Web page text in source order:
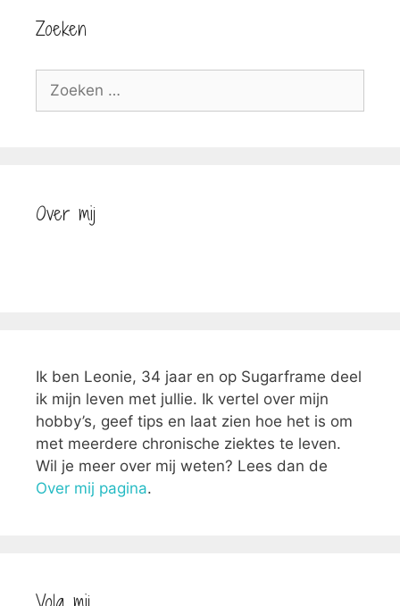
Zoeken
Zoek
Over mij
Ik ben Leonie, 34 jaar en op Sugarframe deel
ik mijn leven met jullie. Ik vertel over mijn
hobby’s, geef tips en laat zien hoe het is om
met meerdere chronische ziektes te leven.
Wil je meer over mij weten? Lees dan de
Over mij pagina.